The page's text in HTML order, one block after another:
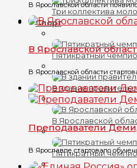
Три коллектива
Спорт
Пятикратный
В здании
В Ярославской
Пятикратный
В Ярославской области
В Ярославской
В Ярославской области
Преподаватели
В Ярославле стартовало